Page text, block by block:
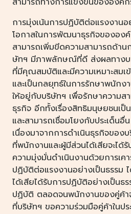
การมุ่งเน้นการปฏิบัติต่อแรงงานอ
โอกาสในการพัฒนาธุรกิจขององ
สามารถเพิ่มขีดความสามารถด้า
ษัทฯ มีภาพลักษณ์ที่ดี ส่งผลทางบ
ที่มีคุณสมบัติและมีความเหมาะสมเ
และเป็นกลยุทธ์ในการรักษาพนักง
ให้อยู่กับบริษัทฯ เพื่อรักษาความส
ธุรกิจ อีกทั้งเรื่องสิทธิมนุษยชนเป็
และสามารถเชื่อมโยงกับประเด็น
เนื่องมาจากการดำเนินธุรกิจของ
ที่พนักงานและผู้มีส่วนได้เสียจะได้
ความมุ่งมั่นดำเนินงานด้วยการเค
ปฏิบัติต่อแรงงานอย่างเป็นธรรม
ได้เสียได้รับการปฏิบัติอย่างเป็นธ
ปฏิบัติ ตลอดจนพนักงานของคู่ค้าจ
ที่บริษัทฯ ขอความร่วมมือคู่ค้าในป